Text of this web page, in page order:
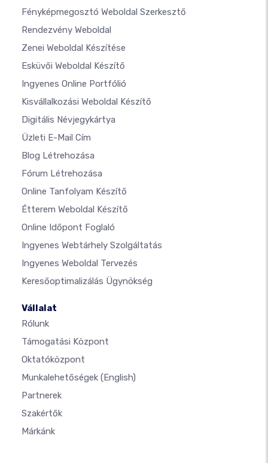
Fényképmegosztó Weboldal Szerkesztő
Rendezvény Weboldal
Zenei Weboldal Készítése
Esküvői Weboldal Készítő
Ingyenes Online Portfólió
Kisvállalkozási Weboldal Készítő
Digitális Névjegykártya
Üzleti E-Mail Cím
Blog Létrehozása
Fórum Létrehozása
Online Tanfolyam Készítő
Étterem Weboldal Készítő
Online Időpont Foglaló
Ingyenes Webtárhely Szolgáltatás
Ingyenes Weboldal Tervezés
Keresőoptimalizálás Ügynökség
Vállalat
Rólunk
Támogatási Központ
Oktatóközpont
Munkalehetőségek (English)
Partnerek
Szakértők
Márkánk